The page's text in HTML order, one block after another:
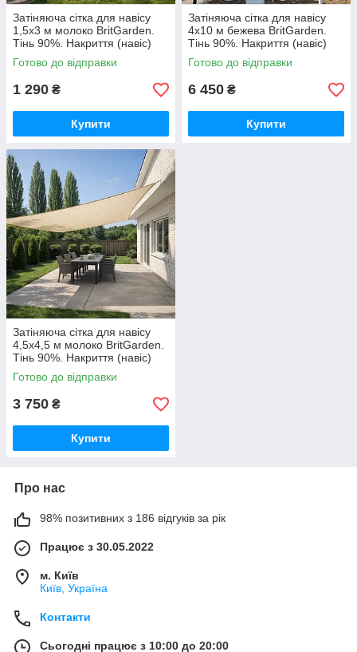
Затіняюча сітка для навісу
1,5х3 м молоко BritGarden.
Тінь 90%. Накриття (навіс)
для альтанки, тент натяжний
GoodPlace
Готово до відправки
1 290 ₴
Купити
Затіняюча сітка для навісу
4х10 м бежева BritGarden.
Тінь 90%. Накриття (навіс)
для альтанки, тент натяжний
GoodPlace
Готово до відправки
6 450 ₴
Купити
Затіняюча сітка для навісу
4,5х4,5 м молоко BritGarden.
Тінь 90%. Накриття (навіс)
для альтанки, тент натяжний
GoodPlace
Готово до відправки
3 750 ₴
Купити
Про нас
98% позитивних з 186 відгуків за рік
Працює з 30.05.2022
м. Київ
Київ, Україна
Контакти
Сьогодні працює з 10:00 до 20:00